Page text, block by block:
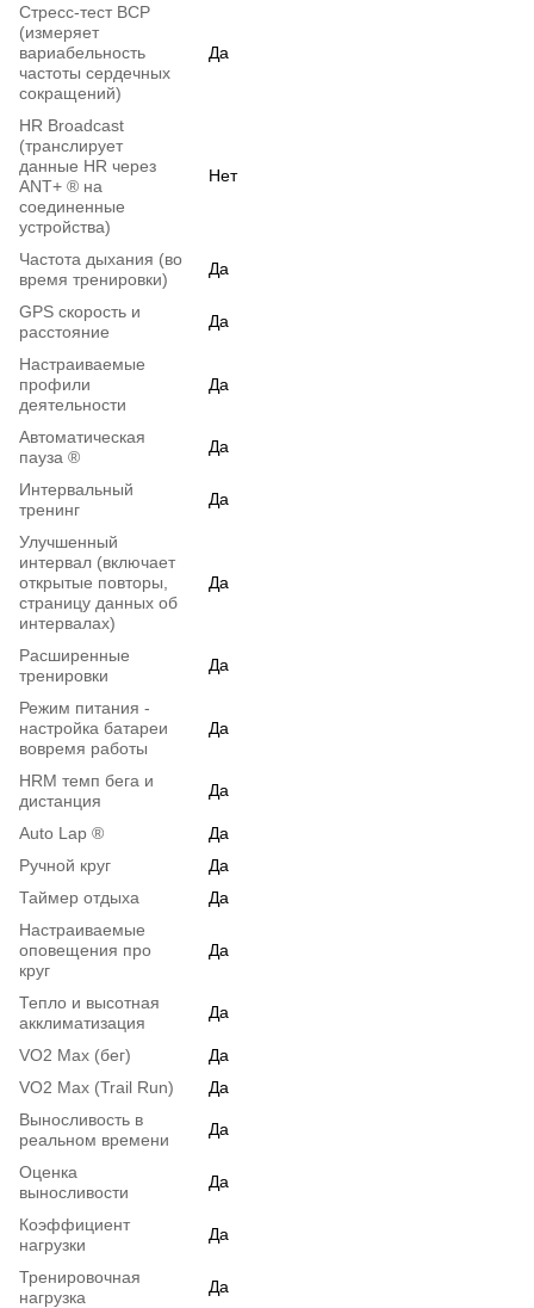
Стресс-тест ВСР
(измеряет
вариабельность
частоты сердечных
сокращений)
Да
HR Broadcast
(транслирует
данные HR через
ANT+ ® на
соединенные
устройства)
Нет
Частота дыхания (во
время тренировки)
Да
GPS скорость и
расстояние
Да
Настраиваемые
профили
деятельности
Да
Автоматическая
пауза ®
Да
Интервальный
тренинг
Да
Улучшенный
интервал (включает
открытые повторы,
страницу данных об
интервалах)
Да
Расширенные
тренировки
Да
Режим питания -
настройка батареи
вовремя работы
Да
HRM темп бега и
дистанция
Да
Auto Lap ®
Да
Ручной круг
Да
Таймер отдыха
Да
Настраиваемые
оповещения про
круг
Да
Тепло и высотная
акклиматизация
Да
VO2 Max (бег)
Да
VO2 Max (Trail Run)
Да
Выносливость в
реальном времени
Да
Оценка
выносливости
Да
Коэффициент
нагрузки
Да
Тренировочная
нагрузка
Да